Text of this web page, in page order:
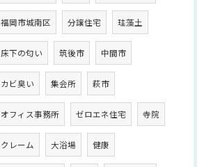
福岡市城南区 分譲住宅 珪藻土
床下の匂い 筑後市 中間市
カビ臭い 集会所 萩市
オフィス事務所 ゼロエネ住宅 寺院
クレーム 大浴場 健康